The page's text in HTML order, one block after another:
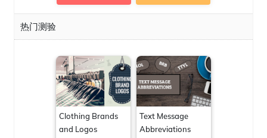
热门测验
Clothing Brands
and Logos
Text Message
Abbreviations